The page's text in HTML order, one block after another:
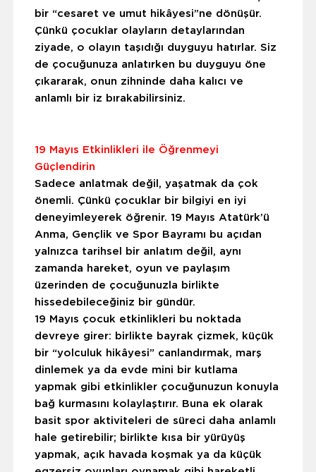
bir “cesaret ve umut hikâyesi”ne dönüşür.
Çünkü çocuklar olayların detaylarından
ziyade, o olayın taşıdığı duyguyu hatırlar. Siz
de çocuğunuza anlatırken bu duyguyu öne
çıkararak, onun zihninde daha kalıcı ve
anlamlı bir iz bırakabilirsiniz.
19 Mayıs Etkinlikleri ile Öğrenmeyi
Güçlendirin
Sadece anlatmak değil, yaşatmak da çok
önemli. Çünkü çocuklar bir bilgiyi en iyi
deneyimleyerek öğrenir. 19 Mayıs Atatürk’ü
Anma, Gençlik ve Spor Bayramı bu açıdan
yalnızca tarihsel bir anlatım değil, aynı
zamanda hareket, oyun ve paylaşım
üzerinden de çocuğunuzla birlikte
hissedebileceğiniz bir gündür.
19 Mayıs çocuk etkinlikleri bu noktada
devreye girer: birlikte bayrak çizmek, küçük
bir “yolculuk hikâyesi” canlandırmak, marş
dinlemek ya da evde mini bir kutlama
yapmak gibi etkinlikler çocuğunuzun konuyla
bağ kurmasını kolaylaştırır. Buna ek olarak
basit spor aktiviteleri de süreci daha anlamlı
hale getirebilir; birlikte kısa bir yürüyüş
yapmak, açık havada koşmak ya da küçük